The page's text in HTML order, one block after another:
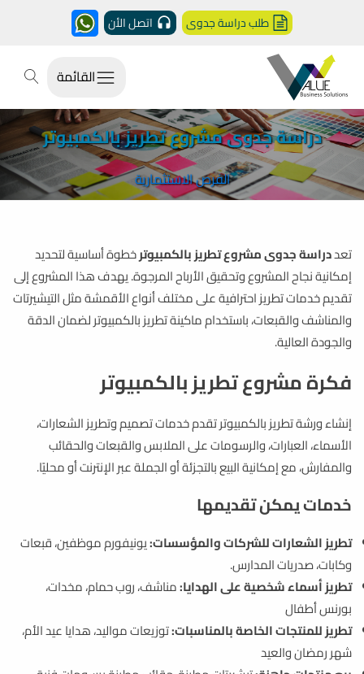
طلب دراسة جدوى اتصل الأن
القائمة
دراسة جدوى مشروع تطريز بالكمبيوتر
الفرص الاستثمارية
تعددراسة جدوى مشروع تطريز بالكمبيوترخطوة أساسية لتحديد
إمكانية نجاح المشروع وتحقيق الأرباح المرجوة. يهدف هذا المشروع إلى
تقديم خدمات تطريز احترافية على مختلف أنواع الأقمشة مثل التيشيرتات
والمناشف والقبعات، باستخدام ماكينة تطريز بالكمبيوتر لضمان الدقة
والجودة العالية.
فكرة مشروع تطريز بالكمبيوتر
إنشاء ورشة تطريز بالكمبيوتر تقدم خدمات تصميم وتطريز الشعارات،
الأسماء، العبارات، والرسومات على الملابس والقبعات والحقائب
والمفارش، مع إمكانية البيع بالتجزئة أو الجملة عبر الإنترنت أو محليًا.
خدمات يمكن تقديمها
تطريز الشعارات للشركات والمؤسسات:يونيفورم موظفين، قبعات
وكابات، صدريات المدارس.
تطريز أسماء شخصية على الهدايا:مناشف، روب حمام، مخدات،
بورنس أطفال
تطريز للمنتجات الخاصة بالمناسبات:توزيعات مواليد، هدايا عيد الأم،
شهر رمضان والعيد